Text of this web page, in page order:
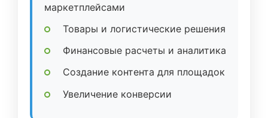
маркетплейсами
Товары и логистические решения
Финансовые расчеты и аналитика
Создание контента для площадок
Увеличение конверсии